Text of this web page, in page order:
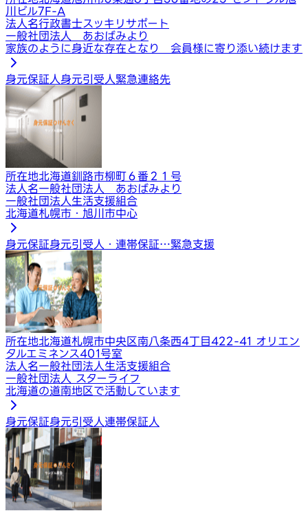
川ビル7F-A
法人名行政書士スッキリサポート
一般社団法人 あおばみより
家族のように身近な存在となり 会員様に寄り添い続けます
身元保証人身元引受人緊急連絡先
所在地北海道釧路市柳町６番２１号
法人名一般社団法人 あおばみより
一般社団法人生活支援組合
北海道札幌市・旭川市中心
身元保証身元引受人・連帯保証…緊急支援
所在地北海道札幌市中央区南八条西4丁目422-41 オリエン
タルエミネンス401号室
法人名一般社団法人生活支援組合
一般社団法人 スターライフ
北海道の道南地区で活動しています
身元保証身元引受人連帯保証人